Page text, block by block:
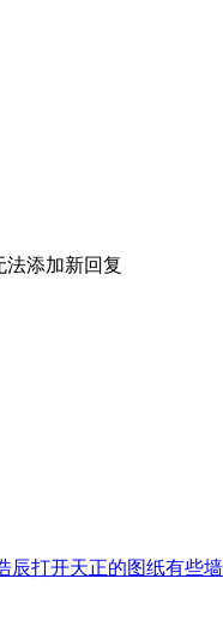
法添加新回复
打开天正的图纸有些